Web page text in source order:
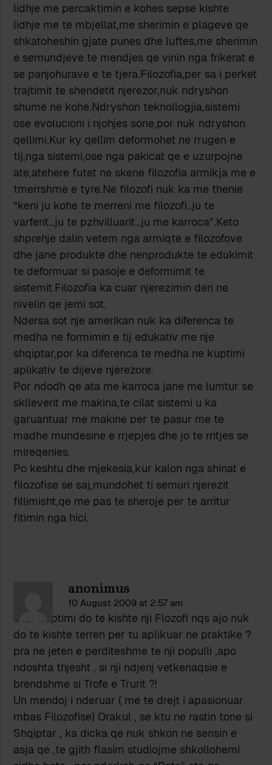
lidhje me percaktimin e kohes sepse kishte
lidhje me te mbjellat,me sherimin e plageve qe
shkatoheshin gjate punes dhe luftes,me sherimin
e semundjeve te mendjes qe vinin nga frikerat e
se panjohurave e te tjera.Filozofia,per sa i perket
trajtimit te shendetit njerezor,nuk ndryshon
shume ne kohe.Ndryshon teknollogjia,sistemi
ose evolucioni i njohjes sone,por nuk ndryshon
qellimi.Kur ky qellim deformohet ne rrugen e
tij,nga sistemi,ose nga pakicat qe e uzurpojne
ate,atehere futet ne skene filozofia armikja me e
tmerrshme e tyre.Ne filozofi nuk ka me thenie
“keni ju kohe te merreni me filozofi..ju te
varferit…ju te pzhvilluarit…ju me karroca”.Keto
shprehje dalin vetem nga armiqte e filozofove
dhe jane produkte dhe nenprodukte te edukimit
te deformuar si pasoje e deformimit te
sistemit.Filozofia ka cuar njerezimin deri ne
nivelin qe jemi sot.
Ndersa sot nje amerikan nuk ka diferenca te
medha ne formimin e tij edukativ me nje
shqiptar,por ka diferenca te medha ne kuptimi
aplikativ te dijeve njerezore.
Por ndodh qe ata me karroca jane me lumtur se
sklleverit me makina,te cilat sistemi u ka
garuantuar me makine per te pasur me te
madhe mundesine e rrjepjes dhe jo te rritjes se
mireqenies.
Po keshtu dhe mjekesia,kur kalon nga shinat e
filozofise se saj,mundohet ti semuri njerezit
fillimisht,qe me pas te sheroje per te arritur
fitimin nga hici.
anonimus
10 August 2009 at 2:57 am
Cfar kuptimi do te kishte nji Flozofi nqs ajo nuk
do te kishte terren per tu aplikuar ne praktike ?
pra ne jeten e perditeshme te nji populli ,apo
ndoshta thjesht , si nji ndjenj vetkenaqsie e
brendshme si Trofe e Trurit ?!
Un mendoj i nderuar ( me te drejt i apasionuar
mbas Filozofise) Orakul , se ktu ne rastin tone si
Shqiptar , ka dicka qe nuk shkon ne sensin e
asja qe ,te gjith flasim studiojme shkollohemi